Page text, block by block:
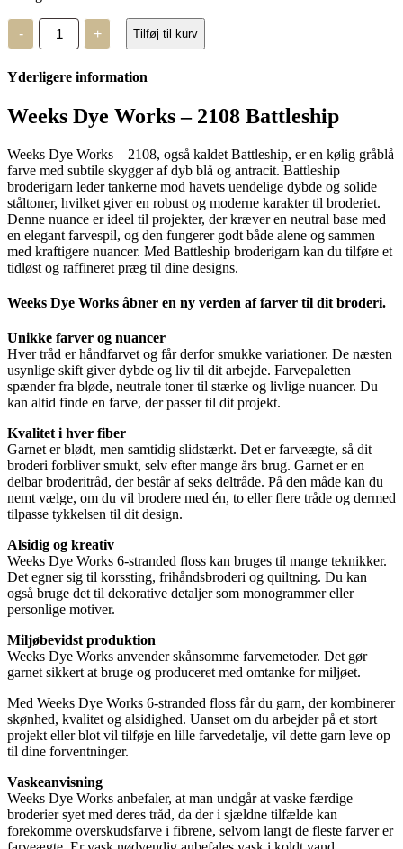
-
Weeks
Dye
Works
2108
+ Tilføj til kurv
Yderligere information
Weeks Dye Works – 2108 Battleship
Weeks Dye Works – 2108, også kaldet Battleship, er en kølig gråblå
farve med subtile skygger af dyb blå og antracit. Battleship
broderigarn leder tankerne mod havets uendelige dybde og solide
ståltoner, hvilket giver en robust og moderne karakter til broderiet.
Denne nuance er ideel til projekter, der kræver en neutral base med
en elegant farvespil, og den fungerer godt både alene og sammen
med kraftigere nuancer. Med Battleship broderigarn kan du tilføre et
tidløst og raffineret præg til dine designs.
Weeks Dye Works åbner en ny verden af farver til dit broderi.
Unikke farver og nuancer
Hver tråd er håndfarvet og får derfor smukke variationer. De næsten
usynlige skift giver dybde og liv til dit arbejde. Farvepaletten
spænder fra bløde, neutrale toner til stærke og livlige nuancer. Du
kan altid finde en farve, der passer til dit projekt.
Kvalitet i hver fiber
Garnet er blødt, men samtidig slidstærkt. Det er farveægte, så dit
broderi forbliver smukt, selv efter mange års brug. Garnet er en
delbar broderitråd, der består af seks deltråde. På den måde kan du
nemt vælge, om du vil brodere med én, to eller flere tråde og dermed
tilpasse tykkelsen til dit design.
Alsidig og kreativ
Weeks Dye Works 6-stranded floss kan bruges til mange teknikker.
Det egner sig til korssting, frihåndsbroderi og quiltning. Du kan
også bruge det til dekorative detaljer som monogrammer eller
personlige motiver.
Miljøbevidst produktion
Weeks Dye Works anvender skånsomme farvemetoder. Det gør
garnet sikkert at bruge og produceret med omtanke for miljøet.
Med Weeks Dye Works 6-stranded floss får du garn, der kombinerer
skønhed, kvalitet og alsidighed. Uanset om du arbejder på et stort
projekt eller blot vil tilføje en lille farvedetalje, vil dette garn leve op
til dine forventninger.
Vaskeanvisning
Weeks Dye Works anbefaler, at man undgår at vaske færdige
broderier syet med deres tråd, da der i sjældne tilfælde kan
forekomme overskudsfarve i fibrene, selvom langt de fleste farver er